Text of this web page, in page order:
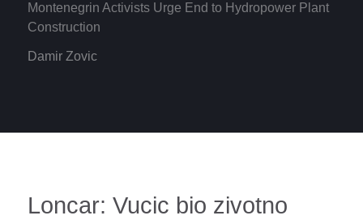
Montenegrin Activists Urge End to Hydropower Plant
Construction
Damir Zovic
Loncar: Vucic bio zivotno